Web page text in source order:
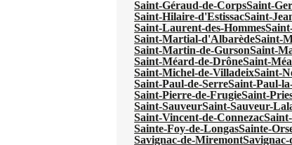
Saint-Géraud-de-CorpsSaint-
Saint-Hilaire-d'EstissacSaint-
Saint-Laurent-des-Hommes
Saint-Martial-d'AlbarèdeSaint-
Saint-Martin-de-GursonSaint-
Saint-Méard-de-DrôneSaint-
Saint-Michel-de-VilladeixSaint-
Saint-Paul-de-SerreSaint-Paul-
Saint-Pierre-de-FrugieSaint-
Saint-SauveurSaint-Sauveur-
Saint-Vincent-de-Connezac
Sainte-Foy-de-LongasSainte-
Savignac-de-Miremont